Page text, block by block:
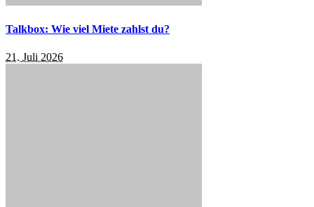
Talkbox: Wie viel Miete zahlst du?
21. Juli 2026